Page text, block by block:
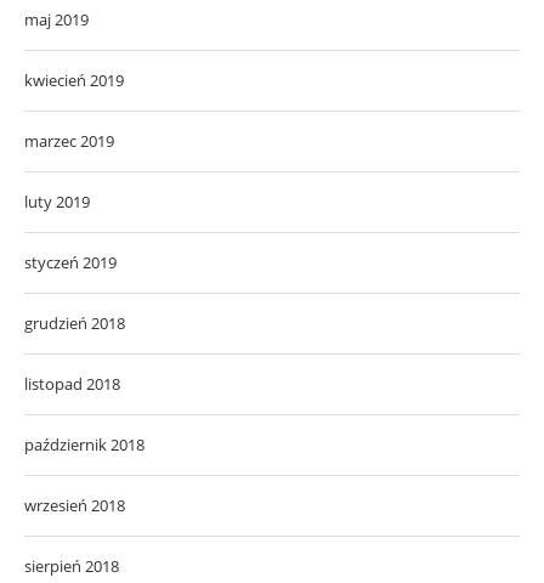
maj 2019
kwiecień 2019
marzec 2019
luty 2019
styczeń 2019
grudzień 2018
listopad 2018
październik 2018
wrzesień 2018
sierpień 2018